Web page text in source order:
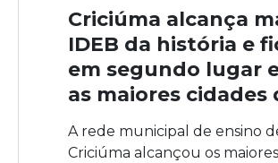
Criciúma alcança
IDEB da história e
em segundo lugar
as maiores cidades
A rede municipal de ensino
Criciúma alcançou os maiores